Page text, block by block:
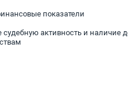
показатели
судебную активность и наличие